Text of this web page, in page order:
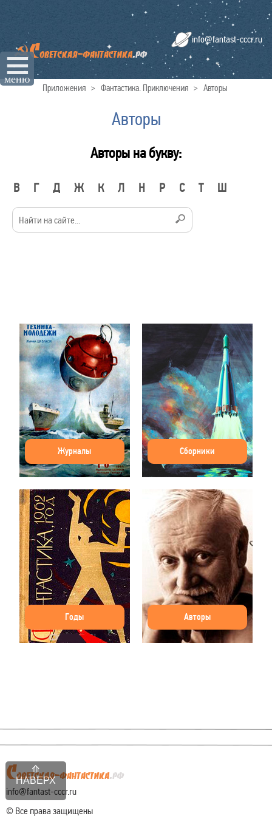
☰
меню
НАВЕРХ
info@fantast-cccr.ru
Приложения > Фантастика. Приключения > Авторы
Авторы
Авторы на букву:
В Г Д Ж К Л Н Р С Т Ш
Журналы Сборники
Годы Авторы
info@fantast-cccr.ru
© Все права защищены